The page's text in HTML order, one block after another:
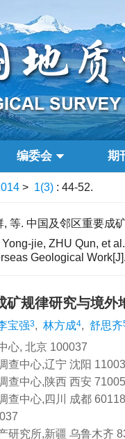
编委会 期
> 1(3) : 44-52.
, 等. 中国及邻区重要成
jie, ZHU Qun, et
Geological Work[J].
矿规律研究与境外
宝强3, 林方成4, 舒思齐
心, 北京 100037
查中心,辽宁 沈阳
查中心,陕西 西安
查中心,四川 成都
研究所,新疆 乌鲁木齐